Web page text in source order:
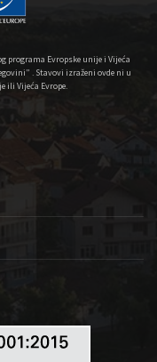
programa Evropske unije i Vijeća
. Stavovi izraženi ovde ni u
ili Vijeća Evrope.